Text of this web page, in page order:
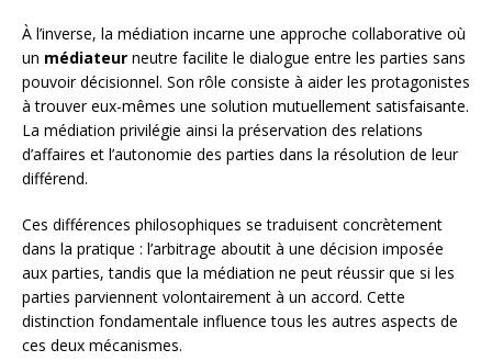
À l’inverse, la médiation incarne une approche collaborative où
un médiateur neutre facilite le dialogue entre les parties sans
pouvoir décisionnel. Son rôle consiste à aider les protagonistes
à trouver eux-mêmes une solution mutuellement satisfaisante.
La médiation privilégie ainsi la préservation des relations
d’affaires et l’autonomie des parties dans la résolution de leur
différend.
Ces différences philosophiques se traduisent concrètement
dans la pratique : l’arbitrage aboutit à une décision imposée
aux parties, tandis que la médiation ne peut réussir que si les
parties parviennent volontairement à un accord. Cette
distinction fondamentale influence tous les autres aspects de
ces deux mécanismes.